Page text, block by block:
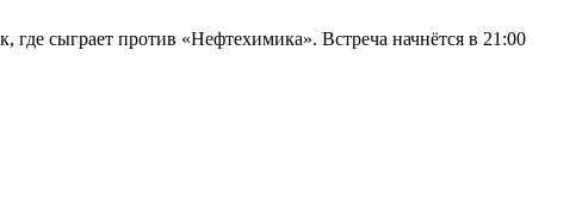
сыграет против «Нефтехимика». Встреча начнётся в 21:00